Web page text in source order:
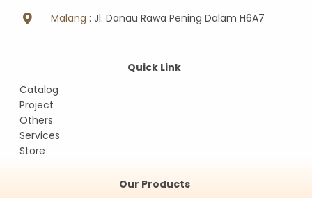
Malang : Jl. Danau Rawa Pening Dalam H6A7
Quick Link
Catalog
Project
Others
Services
Store
Our Products